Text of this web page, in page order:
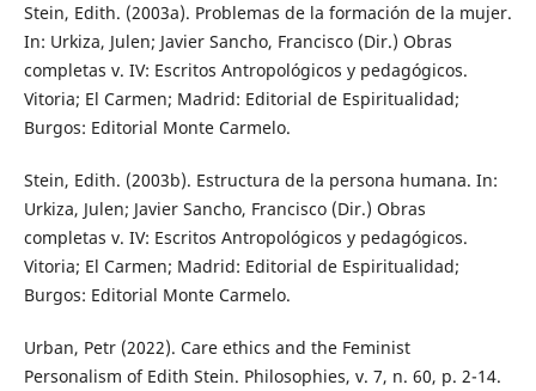
Stein, Edith. (2003a). Problemas de la formación de la mujer.
In: Urkiza, Julen; Javier Sancho, Francisco (Dir.) Obras
completas v. IV: Escritos Antropológicos y pedagógicos.
Vitoria; El Carmen; Madrid: Editorial de Espiritualidad;
Burgos: Editorial Monte Carmelo.
Stein, Edith. (2003b). Estructura de la persona humana. In:
Urkiza, Julen; Javier Sancho, Francisco (Dir.) Obras
completas v. IV: Escritos Antropológicos y pedagógicos.
Vitoria; El Carmen; Madrid: Editorial de Espiritualidad;
Burgos: Editorial Monte Carmelo.
Urban, Petr (2022). Care ethics and the Feminist
Personalism of Edith Stein. Philosophies, v. 7, n. 60, p. 2-14.